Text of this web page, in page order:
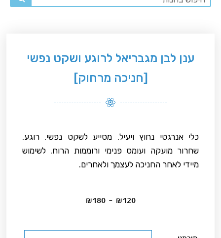
ענן לבן מגבריאל לרוגע ושקט נפשי
[חניכה מרחוק]
כלי אנרגטי נחוץ ויעיל. מסייע לשקט נפשי, רוגע,
שחרור מועקה ועומס פנימי ורוממות הרוח. לשימוש
מיידי לאחר החניכה לעצמך ולאחרים.
₪120
–
₪180